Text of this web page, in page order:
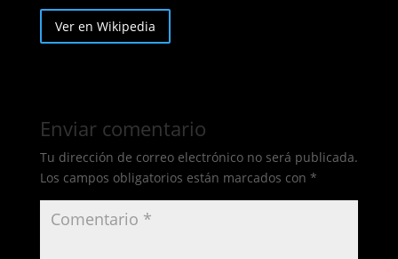
Ver en Wikipedia
Enviar comentario
Tu dirección de correo electrónico no será publicada.
Los campos obligatorios están marcados con *